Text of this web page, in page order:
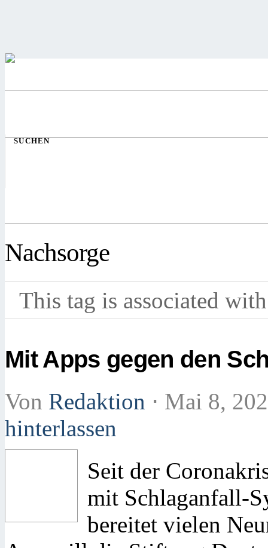
SUCHEN
Nachsorge
This tag is associated
Mit Apps gegen den
Von Redaktion ⋅ Mai 8,
hinterlassen
Seit der
mit Schlaganfall-
bereitet vielen